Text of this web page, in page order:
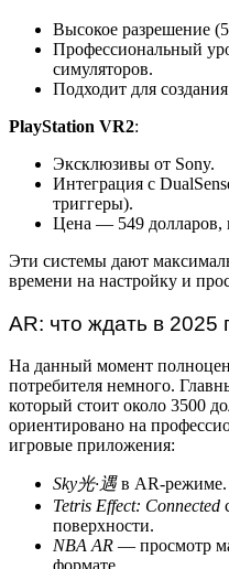
Высокое разрешение
Профессиональный
симуляторов.
Подходит для
PlayStation VR2:
Эксклюзивы от Sony.
Интеграция с
триггеры).
Цена — 549 долларов,
Эти системы дают
времени на настройку и
AR: что ждать в 2025
На данный момент
потребителя немного.
который стоит около 3500
ориентировано на
игровые приложения:
Sky光·遇 в AR-режиме.
Tetris Effect: Connected
поверхности.
NBA AR — просмотр